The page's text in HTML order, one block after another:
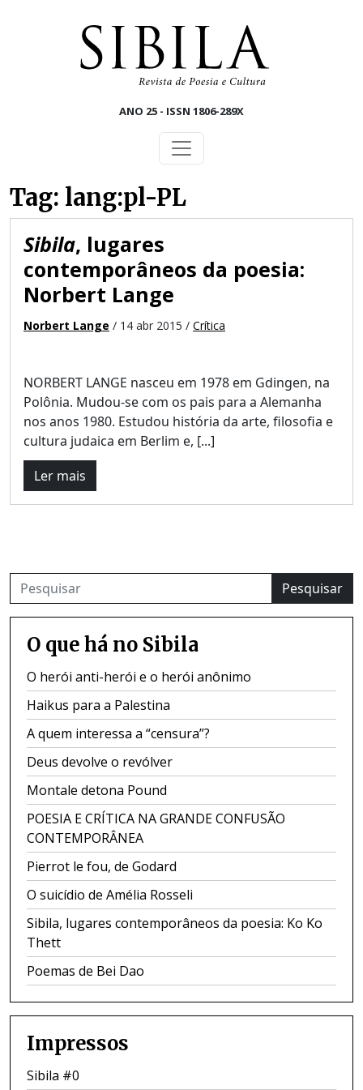
ANO 25 - ISSN 1806-289X
Tag: lang:pl-PL
Sibila, lugares
contemporâneos da poesia:
Norbert Lange
Norbert Lange / 14 abr 2015 / Crítica
NORBERT LANGE nasceu em 1978 em Gdingen, na
Polônia. Mudou-se com os pais para a Alemanha
nos anos 1980. Estudou história da arte, filosofia e
cultura judaica em Berlim e, [...]
Ler mais
Pesquisar
O que há no Sibila
O herói anti-herói e o herói anônimo
Haikus para a Palestina
A quem interessa a “censura”?
Deus devolve o revólver
Montale detona Pound
POESIA E CRÍTICA NA GRANDE CONFUSÃO
CONTEMPORÂNEA
Pierrot le fou, de Godard
O suicídio de Amélia Rosseli
Sibila, lugares contemporâneos da poesia: Ko Ko
Thett
Poemas de Bei Dao
Impressos
Sibila #0